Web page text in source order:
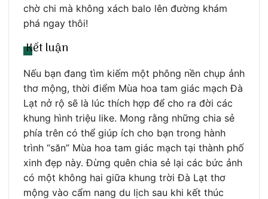
chờ chi mà không xách balo lên đường khám
phá ngay thôi!
Kết luận
Nếu bạn đang tìm kiếm một phông nền chụp ảnh
thơ mộng, thời điểm Mùa hoa tam giác mạch Đà
Lạt nở rộ sẽ là lúc thích hợp để cho ra đời các
khung hình triệu like. Mong rằng những chia sẻ
phía trên có thể giúp ích cho bạn trong hành
trình “săn” Mùa hoa tam giác mạch tại thành phố
xinh đẹp này. Đừng quên chia sẻ lại các bức ảnh
có một không hai giữa khung trời Đà Lạt thơ
mộng vào cẩm nang du lịch sau khi kết thúc